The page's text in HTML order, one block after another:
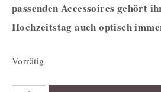
passenden Accessoires gehört
Hochzeitstag auch optisch
Vorrätig